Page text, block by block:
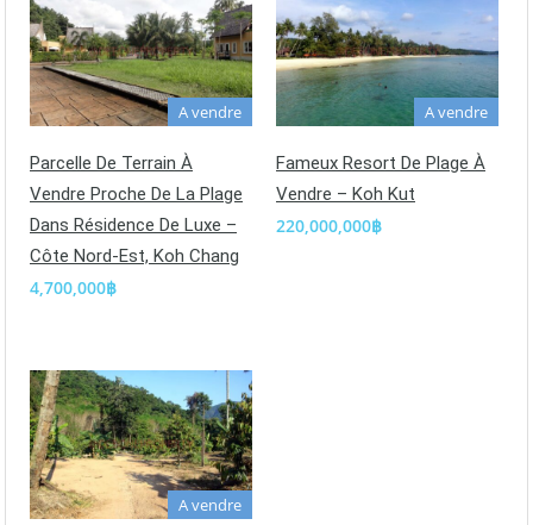
A vendre
Parcelle De Terrain À
Vendre Proche De La Plage
Dans Résidence De Luxe –
Côte Nord-Est, Koh Chang
4,700,000฿
A vendre
Fameux Resort De Plage À
Vendre – Koh Kut
220,000,000฿
A vendre